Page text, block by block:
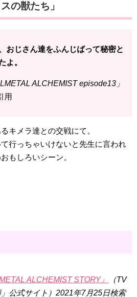
の獣たち」
おじさん達をふんじばって秘密と
よ。
ALCHEMIST episode13」
用
キメラ達との交戦にて。
行っちゃいけないと先生に言われ
もしろいシーン。
ALCHEMIST STORY』
（TV
公式サイト）2021年7月25日検索